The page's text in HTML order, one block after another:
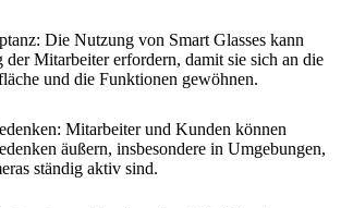
Die Nutzung von Smart Glasses kann
der Mitarbeiter erfordern, damit sie sich an die
und die Funktionen gewöhnen.
Mitarbeiter und Kunden können
äußern, insbesondere in Umgebungen,
ständig aktiv sind.